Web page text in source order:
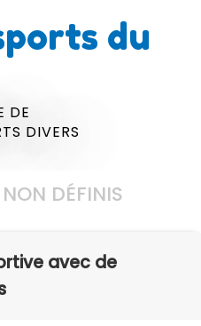
du
DE
DIVERS
DÉFINIS
avec de